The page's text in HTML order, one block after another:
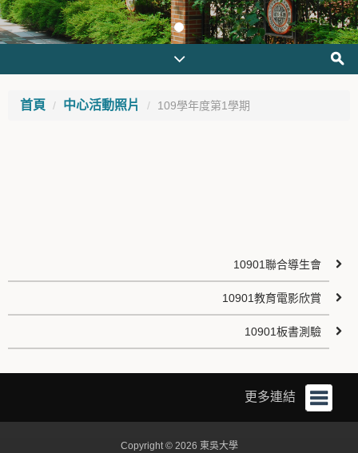
首頁 中心活動照片 109學年度第1學期
10901聯合導生會
10901教育電影欣賞
10901板書測驗
更多連結
Copyright © 2026 東吳大學